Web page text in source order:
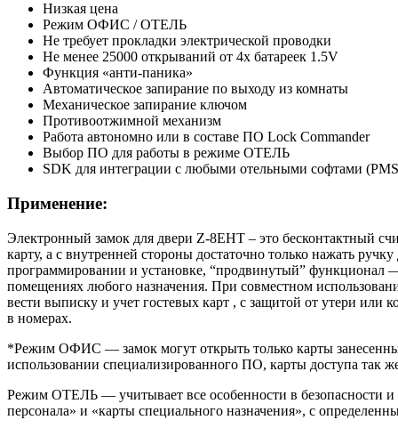
Низкая цена
Режим ОФИС / ОТЕЛЬ
Не требует прокладки электрической проводки
Не менее 25000 открываний от 4х батареек 1.5V
Функция «анти-паника»
Автоматическое запирание по выходу из комнаты
Механическое запирание ключом
Противоотжимной механизм
Работа автономно или в составе ПО Lock Commander
Выбор ПО для работы в режиме ОТЕЛЬ
SDK для интеграции с любыми отельными софтами
Применение:
Электронный замок для двери Z-8EHT – это бесконтактный
карту, а с внутренней стороны достаточно только нажать
программировании и установке, “продвинутый” функционал
помещениях любого назначения. При совместном
вести выписку и учет гостевых карт , с защитой от утери
в номерах.
*Режим ОФИС — замок могут открыть только карты
использовании специализированного ПО, карты доступа так
Режим ОТЕЛЬ — учитывает все особенности в безопасности и
персонала» и «карты специального назначения», с